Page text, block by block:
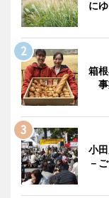
に
箱
事
小
－